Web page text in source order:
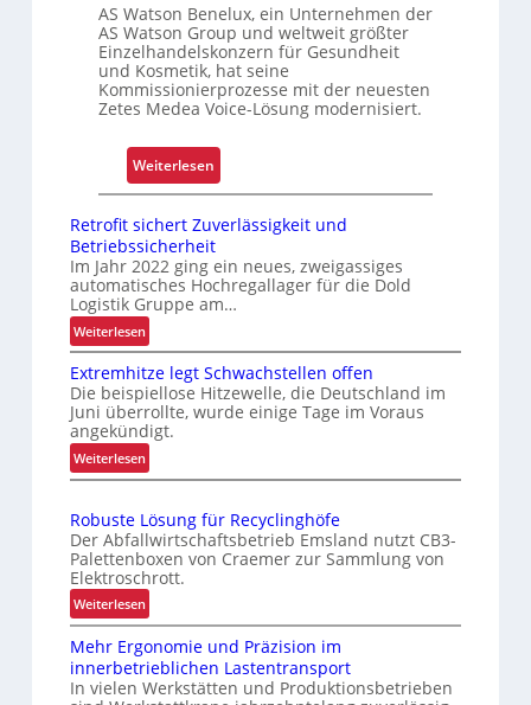
f
ü
r
S
c
h
i
c
h
t
s
t
f
r
o
n
AS Watson Benelux, ein Unternehmen der
AS Watson Group und weltweit größter
Einzelhandelskonzern für Gesundheit
und Kosmetik, hat seine
Kommissionierprozesse mit der neuesten
Zetes Medea Voice-Lösung modernisiert.
Weiterlesen:
K
m
m
i
s
o
n
r
u
n
g
a
s
Retrofit sichert Zuverlässigkeit und
Betriebssicherheit
Im Jahr 2022 ging ein neues, zweigassiges
automatisches Hochregallager für die Dold
Logistik Gruppe am…
Weiterlesen:
R
e
t
r
o
f
i
s
i
c
h
e
r
t
Z
Extremhitze legt Schwachstellen offen
Die beispiellose Hitzewelle, die Deutschland im
Juni überrollte, wurde einige Tage im Voraus
angekündigt.
Weiterlesen:
E
t
r
e
m
h
t
z
Robuste Lösung für Recyclinghöfe
Der Abfallwirtschaftsbetrieb Emsland nutzt CB3-
Palettenboxen von Craemer zur Sammlung von
Elektroschrott.
Weiterlesen:
R
o
b
u
Mehr Ergonomie und Präzision im
innerbetrieblichen Lastentransport
In vielen Werkstätten und Produktionsbetrieben